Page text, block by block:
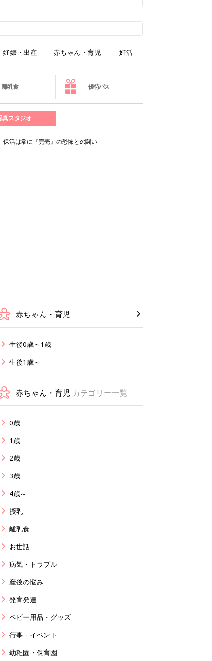
妊娠・出産 赤ちゃん・育児 妊活
離乳食 優待パス
真スタジオ
活は常に『完売』の恐怖との闘い
赤ちゃん・育児
生後0歳～1歳
生後1歳～
赤ちゃん・育児 カテゴリー一覧
0歳
1歳
2歳
3歳
4歳～
授乳
離乳食
お世話
病気・トラブル
産後の悩み
発育発達
ベビー用品・グッズ
行事・イベント
幼稚園・保育園